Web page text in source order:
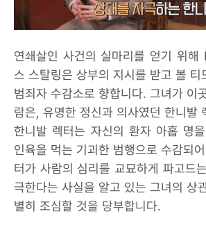
연쇄살인 사건의 실마리를 얻기 위해
스 스탈링은 상부의 지시를 받고 볼 티
범죄자 수감소로 향합니다. 그녀가 이
람은, 유명한 정신과 의사였던 한니발
한니발 렉터는 자신의 환자 아홉 명
인육을 먹는 기괴한 범행으로 수감되
터가 사람의 심리를 교묘하게 파고드
극한다는 사실을 알고 있는 그녀의 상
별히 조심할 것을 당부합니다.